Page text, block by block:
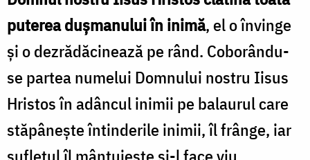
puterea dușmanului în inimă, el o învinge
și o dezrădăcinează pe rând. Coborându-
se partea numelui Domnului nostru Iisus
Hristos în adâncul inimii pe balaurul care
stăpânește întinderile inimii, îl frânge, iar